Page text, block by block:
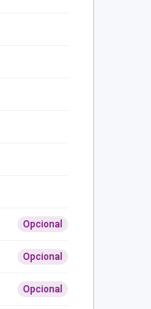
Opcional
Opcional
Opcional